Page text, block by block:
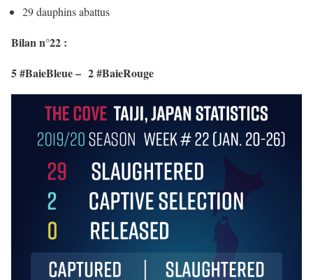
29 dauphins abattus
Bilan n°22 :
5 #BaieBleue– 2 #BaieRouge